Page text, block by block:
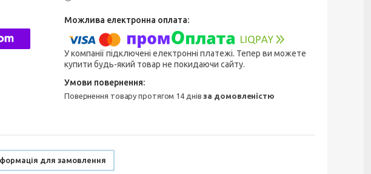
У компанії підключені електронні платежі. Тепер ви можете
купити будь-який товар не покидаючи сайту.
повернення товару протягом 14 днівза домовленістю
для замовлення